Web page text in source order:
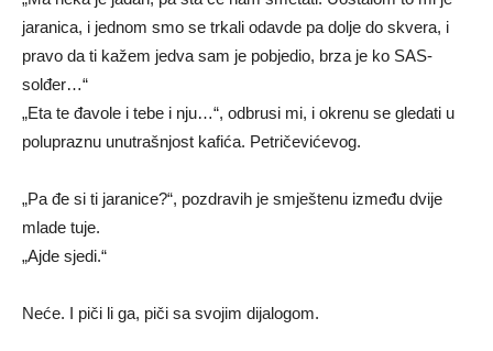
jaranica, i jednom smo se trkali odavde pa dolje do skvera, i
pravo da ti kažem jedva sam je pobjedio, brza je ko SAS-
solđer…“
„Eta te đavole i tebe i nju…“, odbrusi mi, i okrenu se gledati u
polupraznu unutrašnjost kafića. Petričevićevog.
„Pa đe si ti jaranice?“, pozdravih je smještenu između dvije
mlade tuje.
„Ajde sjedi.“
Neće. I piči li ga, piči sa svojim dijalogom.